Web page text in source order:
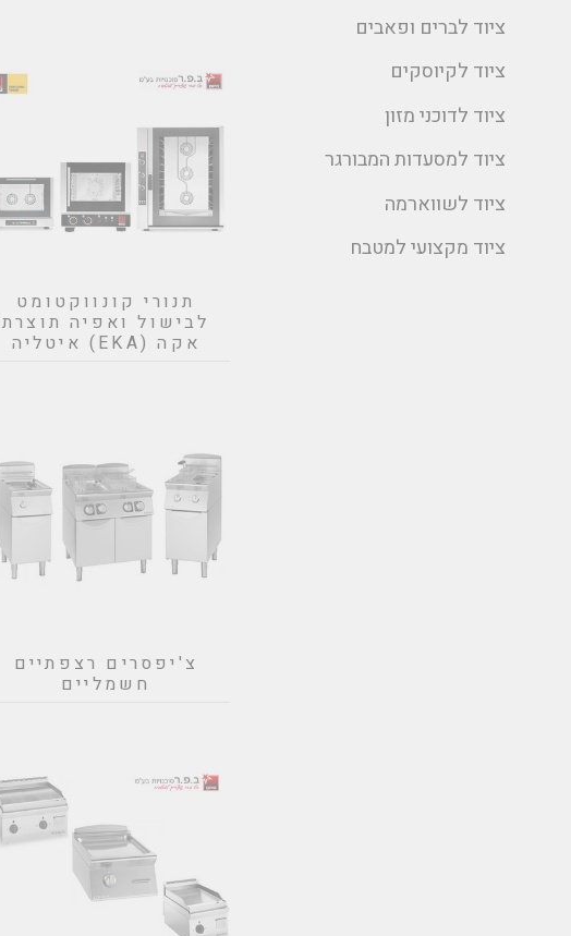
ציוד לברים ופאבים
ציוד לקיוסקים
ציוד לדוכני מזון
ציוד למסעדות המבורגר
ציוד לשווארמה
ציוד מקצועי למטבח
תנורי קונווקטומט
לבישול ואפיה תוצרת
אקה (EKA) איטליה
צ'יפסרים רצפתיים
חשמליים